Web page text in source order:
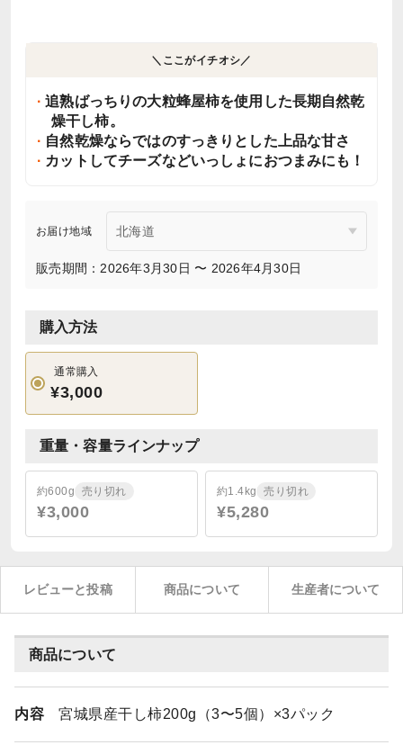
＼ここがイチオシ／
追熟ばっちりの大粒蜂屋柿を使用した長期自然乾
燥干し柿。
自然乾燥ならではのすっきりとした上品な甘さ
カットしてチーズなどいっしょにおつまみにも！
お届け地域
販売期間：2026年3月30日 〜 2026年4月30日
購入方法
通常購入
¥3,000
重量・容量ラインナップ
約600g 売り切れ
¥3,000
約1.4kg 売り切れ
¥5,280
レビューと投稿 商品について 生産者について
商品について
内容 宮城県産干し柿200g（3〜5個）×3パック